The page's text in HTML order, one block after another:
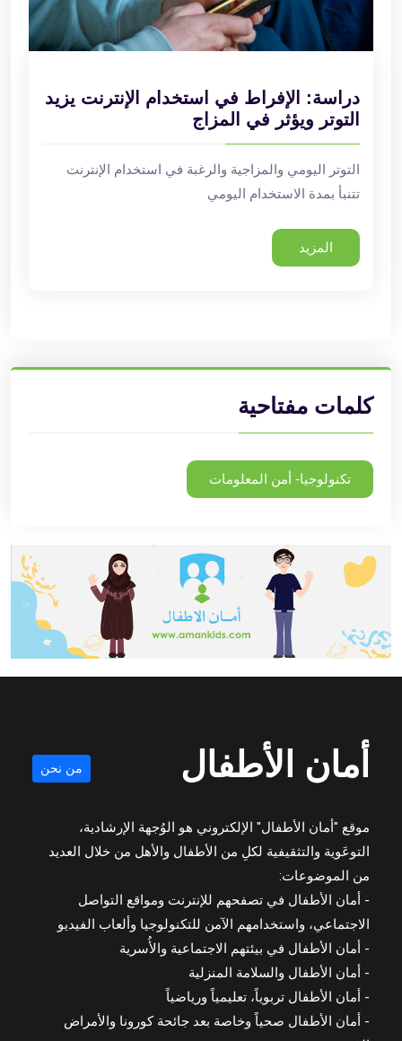
دراسة: الإفراط في استخدام الإنترنت يزيد
التوتر ويؤثر في المزاج
التوتر اليومي والمزاجية والرغبة في استخدام الإنترنت
تتنبأ بمدة الاستخدام اليومي
المزيد
كلمات مفتاحية
تكنولوجيا- أمن المعلومات
أمان الأطفال من نحن
موقع "أمان الأطفال" الإلكتروني هو الوُجهة الإرشادية،
التوعَوية والتثقيفية لكلِ من الأطفال والأهل من خلال العديد
من الموضوعات:
- أمان الأطفال في تصفحهم للإنترنت ومواقع التواصل
الاجتماعي، واستخدامهم الآمن للتكنولوجيا وألعاب الفيديو
- أمان الأطفال في بيئتهم الاجتماعية والأُسرية
- أمان الأطفال والسلامة المنزلية
- أمان الأطفال تربوياً، تعليمياً ورياضياً
- أمان الأطفال صحياً وخاصة بعد جائحة كورونا والأمراض